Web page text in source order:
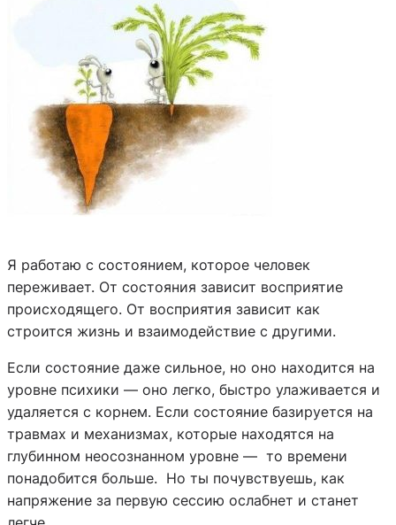
Я работаю с состоянием, которое человек
переживает. От состояния зависит восприятие
происходящего. От восприятия зависит как
строится жизнь и взаимодействие с другими.
Если состояние даже сильное, но оно находится на
уровне психики — оно легко, быстро улаживается и
удаляется с корнем. Если состояние базируется на
травмах и механизмах, которые находятся на
глубинном неосознанном уровне — то времени
понадобится больше. Но ты почувствуешь, как
напряжение за первую сессию ослабнет и станет